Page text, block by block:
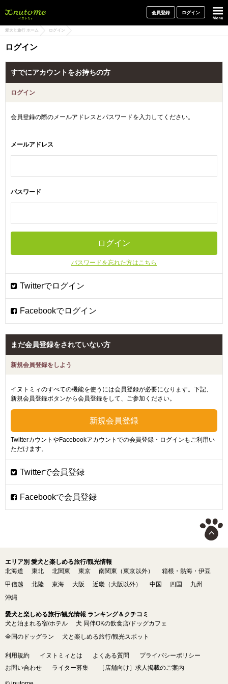
会員登録 ログイン
愛犬と旅行 ホーム ログイン
ログイン
すでにアカウントをお持ちの方
ログイン
会員登録の際のメールアドレスとパスワードを入力してください。
メールアドレス
パスワード
パスワードを忘れた方はこちら
まだ会員登録をされていない方
新規会員登録をしよう
イヌトミィのすべての機能を使うには会員登録が必要になります。下記、
新規会員登録ボタンから会員登録をして、ご参加ください。
TwitterカウントやFacebookアカウントでの会員登録・ログインもご利用い
ただけます。
エリア別 愛犬と楽しめる旅行/観光情報
北海道
東北 北関東 東京 南関東（東京以外）
箱根・熱海・伊豆
甲信越
北陸 東海 大阪 近畿（大阪以外） 中国 四国
九州
沖縄
愛犬と楽しめる旅行/観光情報 ランキング＆クチコミ
犬と泊まれる宿/ホテル
犬 同伴OKの飲食店/ドッグカフェ
全国のドッグラン
犬と楽しめる旅行/観光スポット
利用規約 イヌトミィとは よくある質問
プライバシーポリシー
お問い合わせ
ライター募集 ［店舗向け］求人掲載のご案内